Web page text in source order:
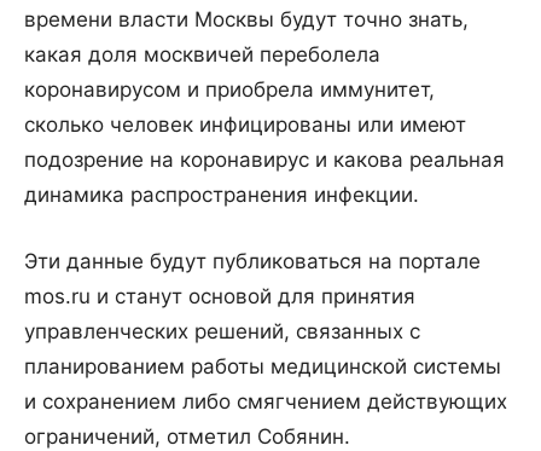
времени власти Москвы будут точно знать,
какая доля москвичей переболела
коронавирусом и приобрела иммунитет,
сколько человек инфицированы или имеют
подозрение на коронавирус и какова реальная
динамика распространения инфекции.
Эти данные будут публиковаться на портале
mos.ru и станут основой для принятия
управленческих решений, связанных с
планированием работы медицинской системы
и сохранением либо смягчением действующих
ограничений, отметил Собянин.